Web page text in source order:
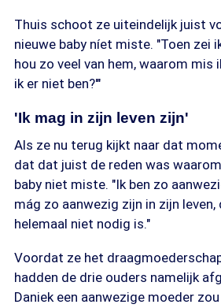
Thuis schoot ze uiteindelijk juist
nieuwe baby níet miste. "Toen zei
hou zo veel van hem, waarom mis
ik er niet ben?'"
'Ik mag in zijn leven zijn'
Als ze nu terug kijkt naar dat
dat dat juist de reden was
baby niet miste. "Ik ben zo
mág zo aanwezig zijn in zijn
helemaal niet nodig is."
Voordat ze het
hadden de drie ouders namelijk
Daniek een aanwezige moeder